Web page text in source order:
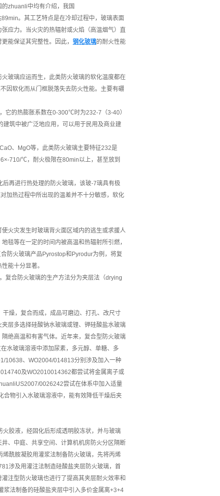
zhuanli中均有介绍，我国
。其工艺特点是在冷却过程中，玻璃表面
应力。当火灾的热辐射或火焰（高温烟气）直
能保证其完整性。因此， 钢化玻璃的耐火性能
玻璃应运而生，此类防火玻璃的软化温度都在
因软化而从门框脱落失去防火性能。主要有硼
它的热膨胀系数在0-300℃时为232-7（3-40）
筑中被广泛地应用，可以用于民用及商业建
、MgO等，此类防火玻璃主要特征232是
710/℃，耐火极限在80min以上，甚至放到
再进行热处理的防火玻璃，该玻-7璃具有极
加热过程中所出现的温差并不十分敏感，软化
火灾发生时玻璃背火面区域内的逃生或求援人
毯等在一定的时间内被高温和热辐射所引燃，
防火玻璃产品Pyrostop和Pyrodur为例，将复
性能十分显著。
复合防火玻璃的生产方法分为夹层法（drying
燥，复合而成，成品可磨边、打孔、改尺寸
层多选择硅酸钠水玻璃或锂、钾硅酸盐水玻璃
绝高温和有害气体。近年来，复合型防火玻璃
水玻璃溶液中添加尿素，多元醇、单糖、多
10638、WO2004/014813分别涉及加入一种
及WO2010014362都尝试将金属离子或
0026242尝试在体系中加入适量
物引入水玻璃溶液中，能有效降低干燥后夹
胶液，经固化后形成透明胶冻状，并与玻璃
、中庭、共享空间、计算机机房防火分区隔断
酰胺凝胶用灌浆法制备防火玻璃，先将丙烯
涉及用灌注法制造硅酸盐夹层防火玻璃，首
注型防火玻璃也进行了提高其夹层耐火效率和
法制备的硅酸盐夹层中引入多价金属离+3+4